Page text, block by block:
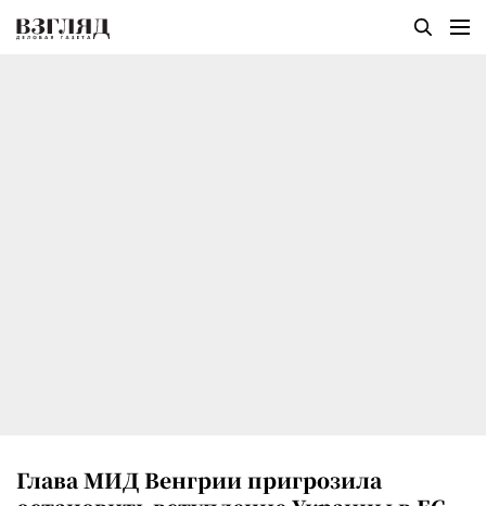
Глава МИД Венгрии пригрозила